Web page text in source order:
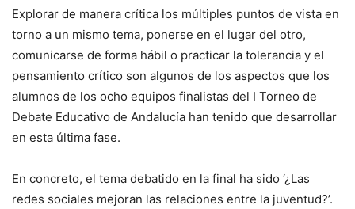
Explorar de manera crítica los múltiples puntos de vista en
torno a un mismo tema, ponerse en el lugar del otro,
comunicarse de forma hábil o practicar la tolerancia y el
pensamiento crítico son algunos de los aspectos que los
alumnos de los ocho equipos finalistas del I Torneo de
Debate Educativo de Andalucía han tenido que desarrollar
en esta última fase.
En concreto, el tema debatido en la final ha sido ‘¿Las
redes sociales mejoran las relaciones entre la juventud?’.